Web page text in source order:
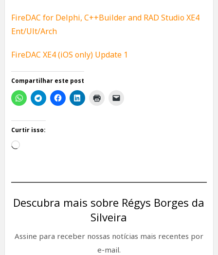
FireDAC for Delphi, C++Builder and RAD Studio XE4
Ent/Ult/Arch
FireDAC XE4 (iOS only) Update 1
Compartilhar este post
Curtir isso:
Carregando...
Descubra mais sobre Régys Borges da
Silveira
Assine para receber nossas notícias mais recentes por
e-mail.